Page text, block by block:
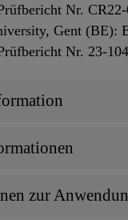
Nr.
Gent (BE):
Nr. 23-
zur